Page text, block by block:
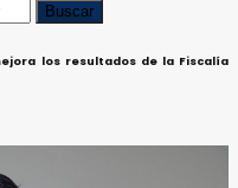
los resultados de la Fiscalía